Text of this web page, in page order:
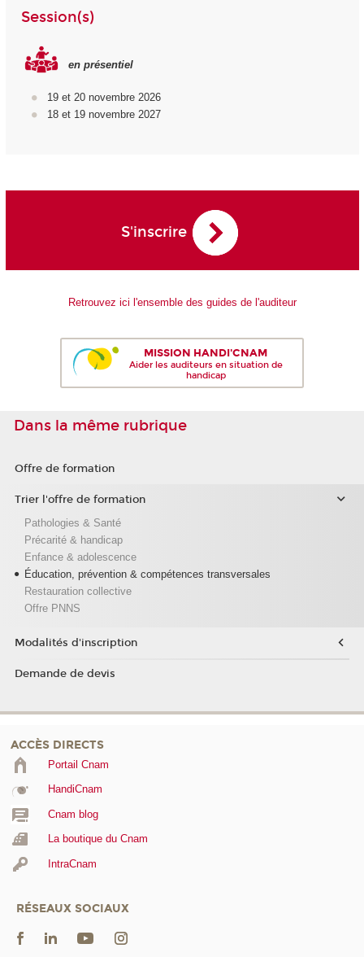
Session(s)
en présentiel
19 et 20 novembre 2026
18 et 19 novembre 2027
S'inscrire
Retrouvez ici l'ensemble des guides de l'auditeur
MISSION HANDI'CNAM
Aider les auditeurs en situation de
handicap
Dans la même rubrique
Offre de formation
Trier l'offre de formation
Pathologies & Santé
Précarité & handicap
Enfance & adolescence
Éducation, prévention & compétences transversales
Restauration collective
Offre PNNS
Modalités d'inscription
Demande de devis
ACCÈS DIRECTS
Portail Cnam
HandiCnam
Cnam blog
La boutique du Cnam
IntraCnam
RÉSEAUX SOCIAUX